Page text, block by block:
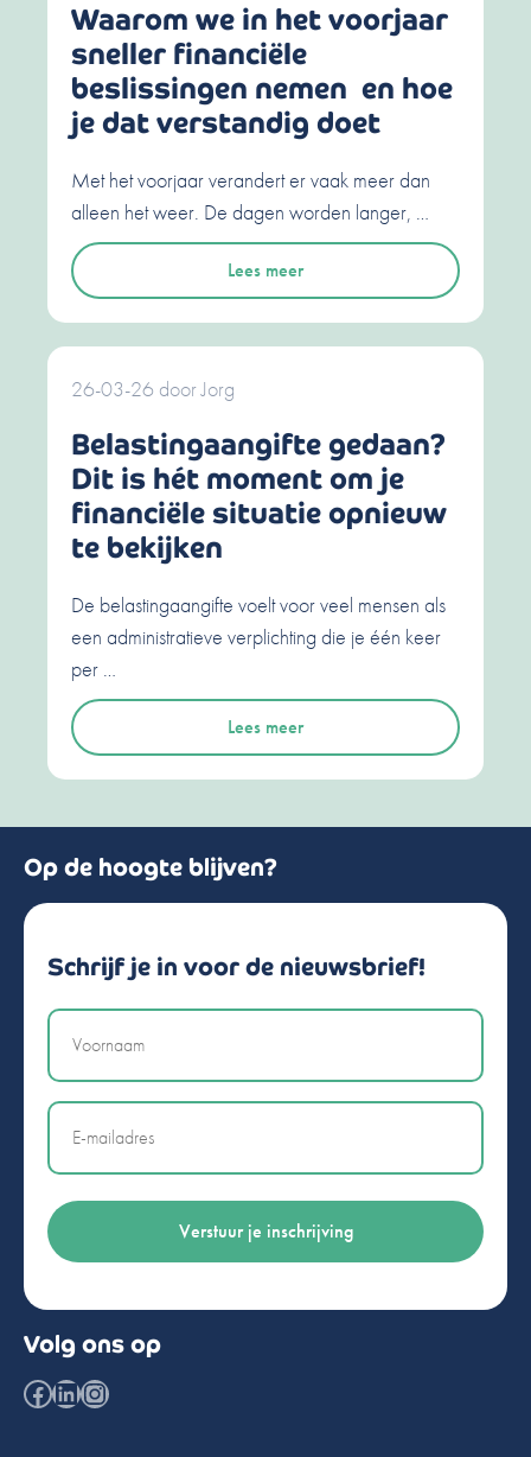
Waarom we in het voorjaar
sneller financiële
beslissingen nemen en hoe
je dat verstandig doet
Met het voorjaar verandert er vaak meer dan
alleen het weer. De dagen worden langer, …
Lees meer
26-03-26 doorJorg
Belastingaangifte gedaan?
Dit is hét moment om je
financiële situatie opnieuw
te bekijken
De belastingaangifte voelt voor veel mensen als
een administratieve verplichting die je één keer
per …
Lees meer
Op de hoogte blijven?
Schrijf je in voor de nieuwsbrief!
Naam
Email
Volg ons op
Facebook
LinkedIn
Instagram